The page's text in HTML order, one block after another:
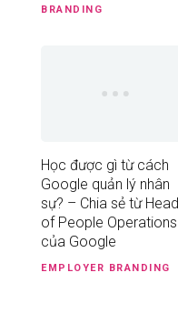
BRANDING
Học được gì từ cách
Google quản lý nhân
sự? – Chia sẻ từ Head
of People Operations
của Google
EMPLOYER BRANDING